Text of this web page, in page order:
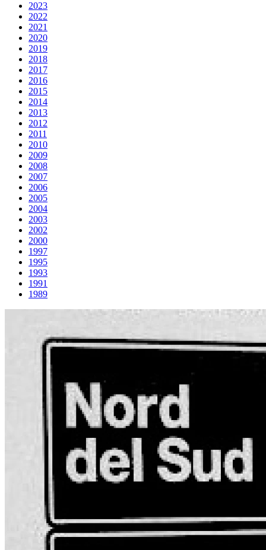
2023
2022
2021
2020
2019
2018
2017
2016
2015
2014
2013
2012
2011
2010
2009
2008
2007
2006
2005
2004
2003
2002
2000
1997
1995
1993
1991
1989